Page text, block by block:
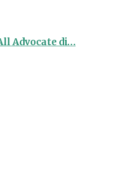
Advocate di…